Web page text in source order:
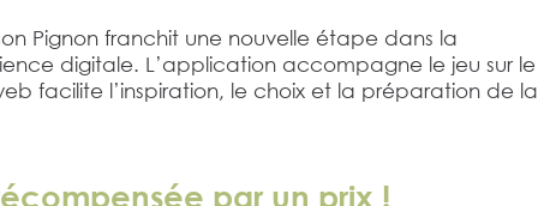
Pignon franchit une nouvelle étape dans la
digitale. L’application accompagne le jeu sur le
facilite l’inspiration, le choix et la préparation de la
par un prix !